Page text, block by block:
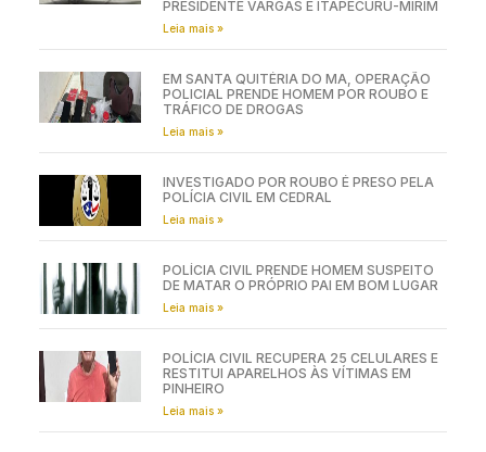
PRESIDENTE VARGAS E ITAPECURU-MIRIM
Leia mais »
EM SANTA QUITÉRIA DO MA, OPERAÇÃO
POLICIAL PRENDE HOMEM POR ROUBO E
TRÁFICO DE DROGAS
Leia mais »
INVESTIGADO POR ROUBO É PRESO PELA
POLÍCIA CIVIL EM CEDRAL
Leia mais »
POLÍCIA CIVIL PRENDE HOMEM SUSPEITO
DE MATAR O PRÓPRIO PAI EM BOM LUGAR
Leia mais »
POLÍCIA CIVIL RECUPERA 25 CELULARES E
RESTITUI APARELHOS ÀS VÍTIMAS EM
PINHEIRO
Leia mais »